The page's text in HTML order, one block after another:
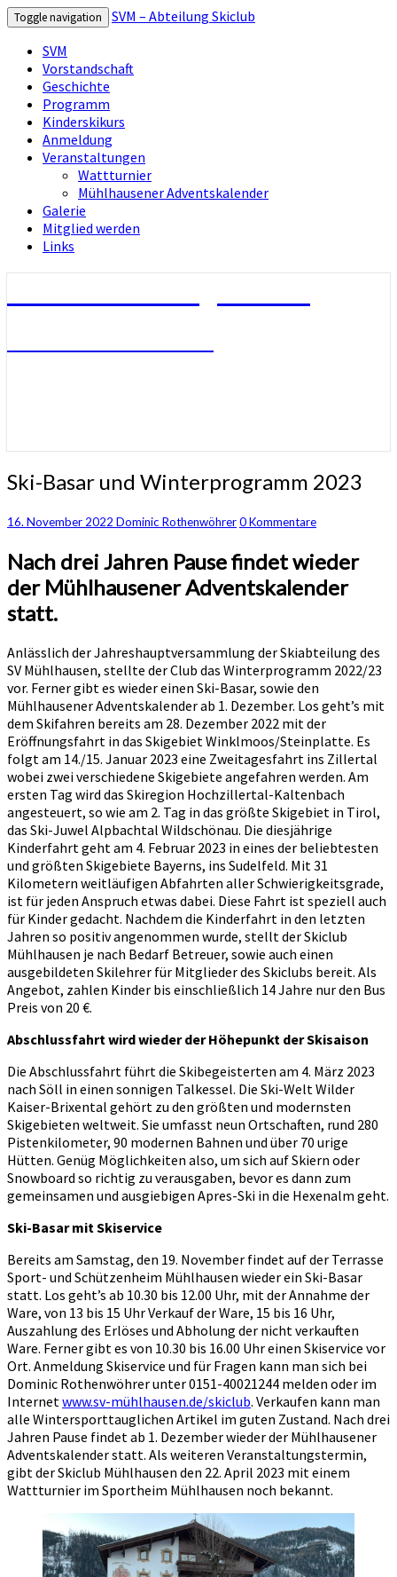
Toggle navigation
SVM – Abteilung Skiclub
SVM
Vorstandschaft
Geschichte
Programm
Kinderskikurs
Anmeldung
Veranstaltungen
Wattturnier
Mühlhausener Adventskalender
Galerie
Mitglied werden
Links
Ski-
Basar
Winterprogramm
Ski-Basar und Winterprogramm 2023
16. November 2022 Dominic RothenwöhrerKommentare
0 Kommentare
Nach drei Jahren Pause findet wieder
der Mühlhausener Adventskalender
statt.
Anlässlich der Jahreshauptversammlung der Skiabteilung des
SV Mühlhausen, stellte der Club das Winterprogramm 2022/23
vor. Ferner gibt es wieder einen Ski-Basar, sowie den
Mühlhausener Adventskalender ab 1. Dezember. Los geht’s mit
dem Skifahren bereits am 28. Dezember 2022 mit der
Eröffnungsfahrt in das Skigebiet Winklmoos/Steinplatte. Es
folgt am 14./15. Januar 2023 eine Zweitagesfahrt ins Zillertal
wobei zwei verschiedene Skigebiete angefahren werden. Am
ersten Tag wird das Skiregion Hochzillertal-Kaltenbach
angesteuert, so wie am 2. Tag in das größte Skigebiet in Tirol,
das Ski-Juwel Alpbachtal Wildschönau. Die diesjährige
Kinderfahrt geht am 4. Februar 2023 in eines der beliebtesten
und größten Skigebiete Bayerns, ins Sudelfeld. Mit 31
Kilometern weitläufigen Abfahrten aller Schwierigkeitsgrade,
ist für jeden Anspruch etwas dabei. Diese Fahrt ist speziell auch
für Kinder gedacht. Nachdem die Kinderfahrt in den letzten
Jahren so positiv angenommen wurde, stellt der Skiclub
Mühlhausen je nach Bedarf Betreuer, sowie auch einen
ausgebildeten Skilehrer für Mitglieder des Skiclubs bereit. Als
Angebot, zahlen Kinder bis einschließlich 14 Jahre nur den Bus
Preis von 20 €.
Abschlussfahrt wird wieder der Höhepunkt der Skisaison
Die Abschlussfahrt führt die Skibegeisterten am 4. März 2023
nach Söll in einen sonnigen Talkessel. Die Ski-Welt Wilder
Kaiser-Brixental gehört zu den größten und modernsten
Skigebieten weltweit. Sie umfasst neun Ortschaften, rund 280
Pistenkilometer, 90 modernen Bahnen und über 70 urige
Hütten. Genüg Möglichkeiten also, um sich auf Skiern oder
Snowboard so richtig zu verausgaben, bevor es dann zum
gemeinsamen und ausgiebigen Apres-Ski in die Hexenalm geht.
Ski-Basar mit Skiservice
Bereits am Samstag, den 19. November findet auf der Terrasse
Sport- und Schützenheim Mühlhausen wieder ein Ski-Basar
statt. Los geht’s ab 10.30 bis 12.00 Uhr, mit der Annahme der
Ware, von 13 bis 15 Uhr Verkauf der Ware, 15 bis 16 Uhr,
Auszahlung des Erlöses und Abholung der nicht verkauften
Ware. Ferner gibt es von 10.30 bis 16.00 Uhr einen Skiservice vor
Ort. Anmeldung Skiservice und für Fragen kann man sich bei
Dominic Rothenwöhrer unter 0151-40021244 melden oder im
Internet www.sv-mühlhausen.de/skiclub. Verkaufen kann man
alle Wintersporttauglichen Artikel im guten Zustand. Nach drei
Jahren Pause findet ab 1. Dezember wieder der Mühlhausener
Adventskalender statt. Als weiteren Veranstaltungstermin,
gibt der Skiclub Mühlhausen den 22. April 2023 mit einem
Wattturnier im Sportheim Mühlhausen noch bekannt.